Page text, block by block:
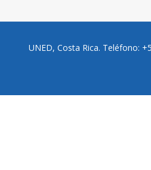
UNED, Costa Rica. Teléfono: